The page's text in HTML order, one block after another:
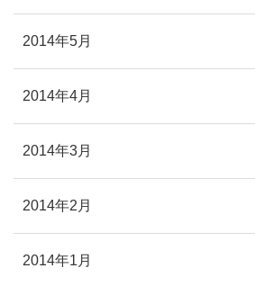
2014年5月
2014年4月
2014年3月
2014年2月
2014年1月